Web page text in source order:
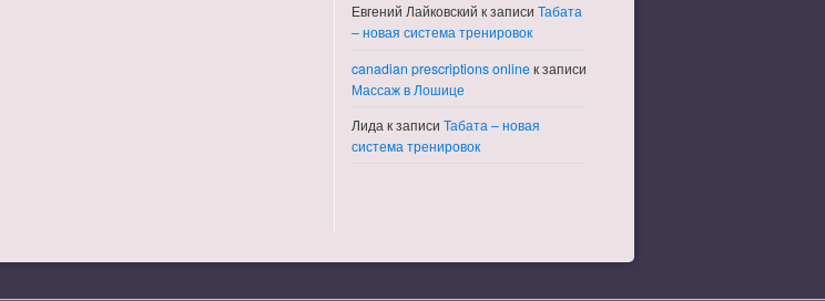
Евгений Лайковский к записи Табата
– новая система тренировок
canadian prescriptions onlineк записи
Массаж в Лошице
Лида к записи Табата – новая
система тренировок